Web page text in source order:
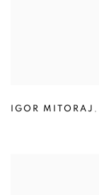
IGOR MITORAJ ,